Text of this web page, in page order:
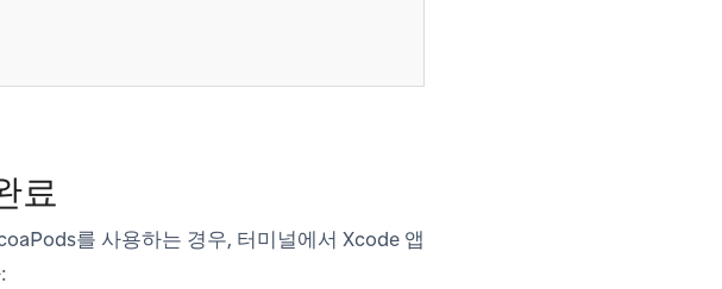
료
를 사용하는 경우, 터미널에서 Xcode 앱